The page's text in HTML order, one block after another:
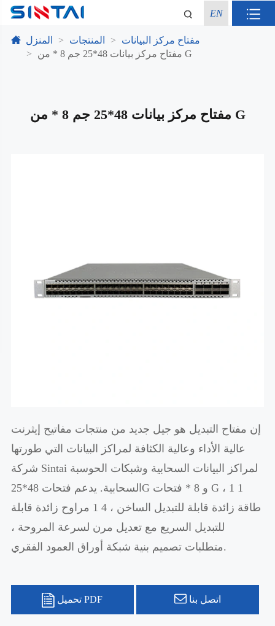
EN
المنزل المنتجات
مفتاح مركز البيانات
مفتاح مركز بيانات 48*25 جم 8 * من G
مفتاح مركز بيانات 48*25 جم 8 * من G
إن مفتاح التبديل هو جيل جديد من منتجات مفاتيح إيثرنت
عالية الأداء وعالية الكثافة لمراكز البيانات التي طورتها
شركة Sintai لمراكز البيانات السحابية وشبكات الحوسبة
السحابية. يدعم فتحات 48*25G و 8 * فتحات G ، 1 1
طاقة زائدة قابلة للتبديل الساخن ، 4 1 مراوح زائدة قابلة
للتبديل السريع مع تعديل مرن لسرعة المروحة ،
متطلبات تصميم بنية شبكة أوراق العمود الفقري.
تحميل PDF اتصل بنا